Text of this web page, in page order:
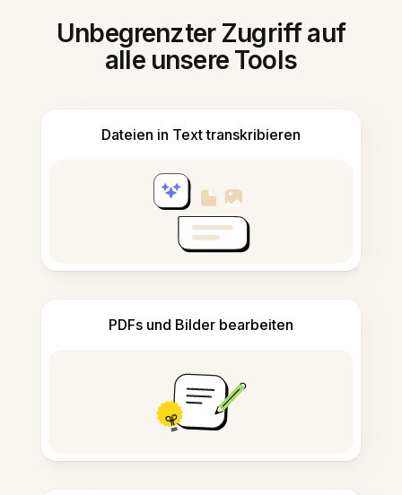
Unbegrenzter Zugriff auf
alle unsere Tools
Dateien in Text transkribieren
PDFs und Bilder bearbeiten